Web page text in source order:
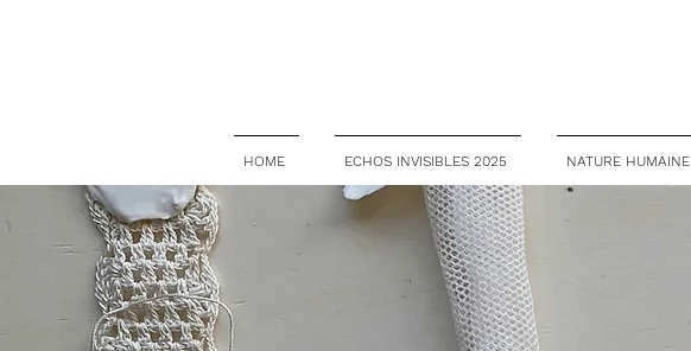
HOME ECHOS INVISIBLES 2025 NATURE HUMAINE